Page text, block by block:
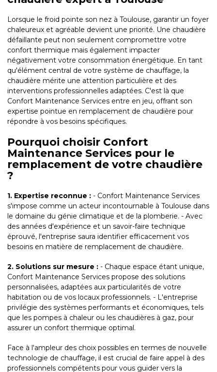
Lorsque le froid pointe son nez à Toulouse, garantir un foyer
chaleureux et agréable devient une priorité. Une chaudière
défaillante peut non seulement compromettre votre
confort thermique mais également impacter
négativement votre consommation énergétique. En tant
qu'élément central de votre système de chauffage, la
chaudière mérite une attention particulière et des
interventions professionnelles adaptées. C'est là que
Confort Maintenance Services entre en jeu, offrant son
expertise pointue en remplacement de chaudière pour
répondre à vos besoins spécifiques.
Pourquoi choisir Confort
Maintenance Services pour le
remplacement de votre chaudière
?
1. Expertise reconnue : - Confort Maintenance Services
s'impose comme un acteur incontournable à Toulouse dans
le domaine du génie climatique et de la plomberie. - Avec
des années d'expérience et un savoir-faire technique
éprouvé, l'entreprise saura identifier efficacement vos
besoins en matière de remplacement de chaudière.
2. Solutions sur mesure : - Chaque espace étant unique,
Confort Maintenance Services propose des solutions
personnalisées, adaptées aux particularités de votre
habitation ou de vos locaux professionnels. - L'entreprise
privilégie des systèmes performants et économiques, tels
que les pompes à chaleur ou les chaudières à gaz, pour
assurer un confort thermique optimal.
Face à l'ampleur des choix possibles en termes de nouvelle
technologie de chauffage, il est crucial de faire appel à des
professionnels compétents pour vous guider vers la